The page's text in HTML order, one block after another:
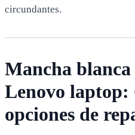
circundantes.
Mancha
Lenovo laptop:
opciones de